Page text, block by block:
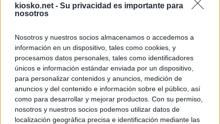
kiosko.net - Su privacidad es importante para
nosotros
Nosotros y nuestros socios almacenamos o accedemos a
información en un dispositivo, tales como cookies, y
procesamos datos personales, tales como identificadores
únicos e información estándar enviada por un dispositivo,
para personalizar contenidos y anuncios, medición de
anuncios y del contenido e información sobre el público, así
como para desarrollar y mejorar productos. Con su permiso,
nosotros y nuestros socios podemos utilizar datos de
localización geográfica precisa e identificación mediante las